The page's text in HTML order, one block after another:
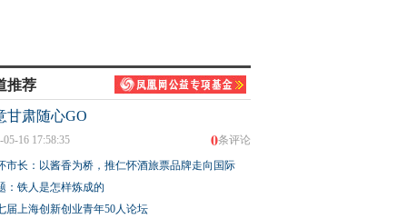
推荐
甘肃随心GO
0条评论
05-16 17:58:35
市长：以酱香为桥，推仁怀酒旅票品牌走向国际
：铁人是怎样炼成的
届上海创新创业青年50人论坛